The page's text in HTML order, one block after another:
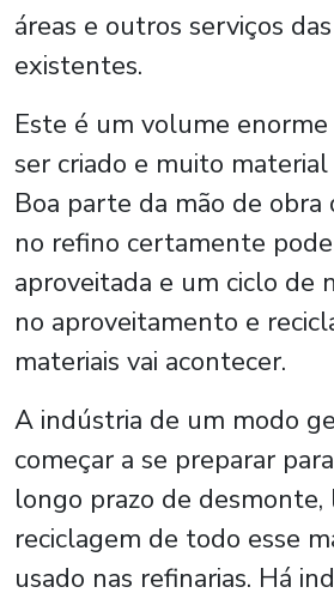
áreas e outros serviços
existentes.
Este é um volume
ser criado e muito material
Boa parte da mão de obra
no refino certamente
aproveitada e um ciclo de
no aproveitamento e
materiais vai acontecer.
A indústria de um modo
começar a se preparar
longo prazo de desmonte,
reciclagem de todo esse
usado nas refinarias. Há